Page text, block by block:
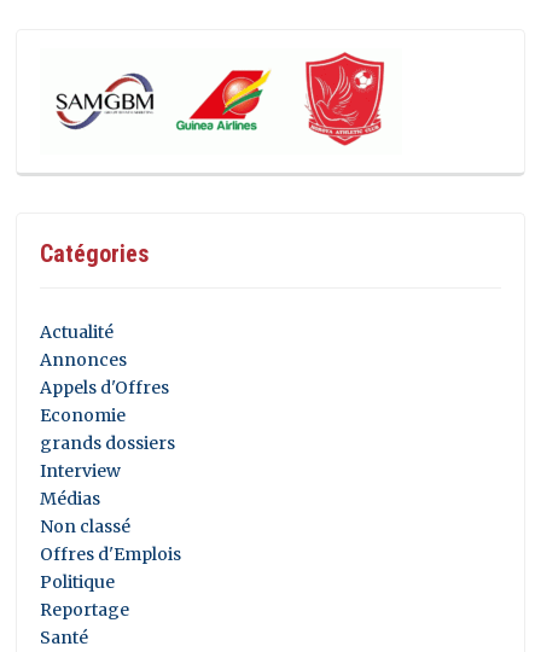
Catégories
Actualité
Annonces
Appels d'Offres
Economie
grands dossiers
Interview
Médias
Non classé
Offres d'Emplois
Politique
Reportage
Santé